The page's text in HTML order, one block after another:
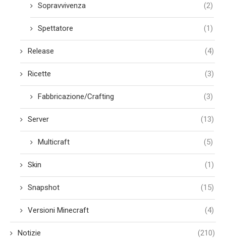
Sopravvivenza (2)
Spettatore (1)
Release (4)
Ricette (3)
Fabbricazione/Crafting (3)
Server (13)
Multicraft (5)
Skin (1)
Snapshot (15)
Versioni Minecraft (4)
Notizie (210)